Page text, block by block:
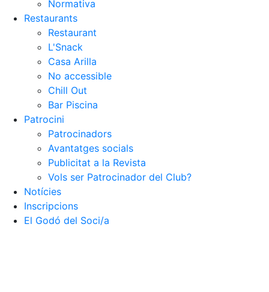
Normativa
Restaurants
Restaurant
L'Snack
Casa Arilla
No accessible
Chill Out
Bar Piscina
Patrocini
Patrocinadors
Avantatges socials
Publicitat a la Revista
Vols ser Patrocinador del Club?
Notícies
Inscripcions
El Godó del Soci/a